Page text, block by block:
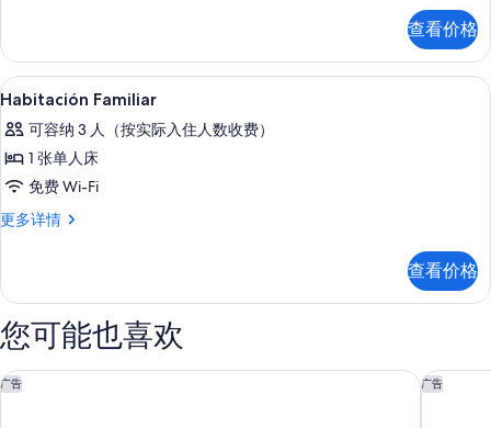
所
有
照
片
大
床
(Essential)
多
信
查看价格
显
示
Habitación
Familiar
的
所
片
埃及棉床单、高档床上用品、羽绒被
18
Habitación Familiar
可容纳 3 人（按实际入住人数收费）
1 张单人床
免费 Wi-Fi
更多详情
Habitación
信
息
查看价格
您可能也喜欢
广告
奥拉巴塞罗那酒店 广告
巴塞罗